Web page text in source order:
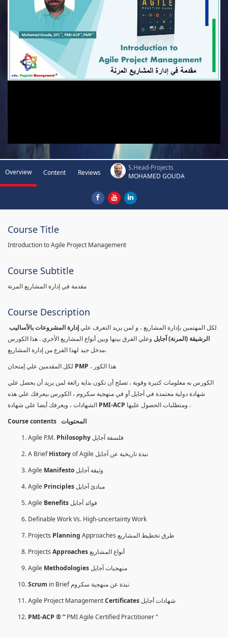
Overview Content Reviews
S.Head-Projects
MOHAMED GOUDA
Course Title
Introduction to Agile Project Management
Course Subtitle
مقدمة في إدارة المشاريع المرنة
Course Description
لكل المهتمين بإدارة المشاريع ، و لمن يريد التعرف عليإدارة المشروعات بالأساليب
الرشيقة (المرنة) آجايل وعلي الفرق بينها وبين أنواع المشاريع الأخري . هذا الكورس
مدخل جيد لهذا الفرع من إدارة المشاريع.
PMP
، هذا الكور
الكورس به معلومات كتيرة وقوية ، تصلح أن تكون بداية رائعة لمن يريد أن يحصل علي
شهادة دولية معتمدة في آجايل أو في منهجية سكروم ، الكورس بيعرفك علي هذه
PMI-ACP
ومتطلبات الحصول عليها .
Agile P.M. Philosophyفلسفة آجايل
A BriefHistory
of Agile نبذة تاريخية عن آجايل
Agile Manifestoوثيقة آجايل
Agile Principlesمبادئ آجايل
Agile Benefitsفوائد آجايل
Definable Work Vs. High-uncertainty Work
Projects Planning
Approaches طرق تخطيط المشاريع
Projects Approachesأنواع المشاريع
Agile Methodologiesمنهجيات آجايل
Scrum
in Brief نبذة عن منهجية سكروم
Agile Project ManagementCertificatesشهادات أجايل
PMI-ACP ® “ PMI Agile Certified Practitioner “